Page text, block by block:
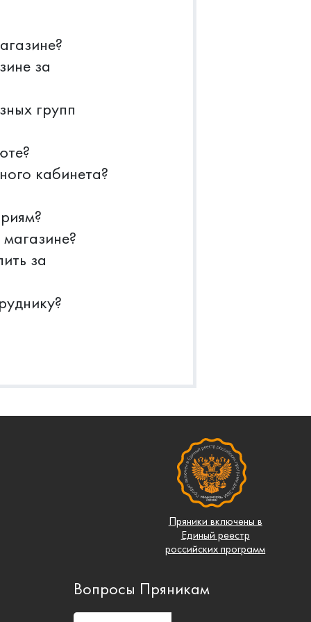
за
групп
кабинета?
за
Пряники включены в
Единый реестр
российских программ
Вопросы Пряникам